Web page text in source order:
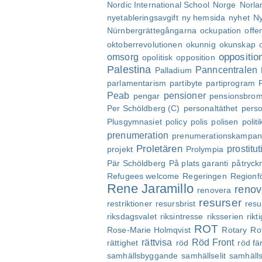
Nordic International School Norge
nyetableringsavgift ny hemsida nyhet
Nürnbergrättegångarna ockupation
oktoberrevolutionen okunnig okunskap
omsorg opolitisk opposition
Palestina Palladium Panncentralen
parlamentarism partibyte partiprogram
Peab pengar pensioner
Per Schöldberg (C) personaltäthet
Plusgymnasiet policy polis polisen
prenumeration
projekt Proletären Prolympia
Pär Schöldberg På plats garanti
Refugees welcome Regeringen
Rene Jaramillo renovera
restriktioner resursbrist resurser
riksdagsvalet riksintresse riksserien
Rose-Marie Holmqvist ROT Rotary
rättighet rättvisa röd Röd Front röd
samhällsbyggande samhällselit